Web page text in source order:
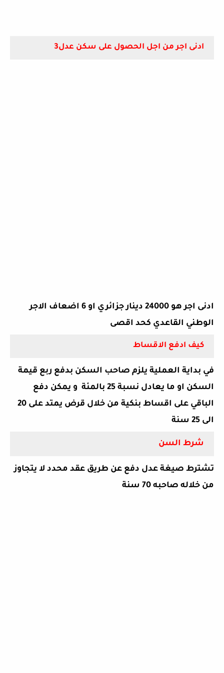
ادنى اجر من اجل الحصول على سكن عدل3
ادنى اجر هو 24000 دينار جزائري او 6 اضعاف الاجر
الوطني القاعدي كحد اقصى
كيف ادفع الاقساط
في بداية العملية يلزم صاحب السكن بدفع ربع قيمة
السكن او ما يعادل نسبة 25 بالمئة و يمكن دفع
الباقي على اقساط بنكية من خلال قرض يمتد على 20
الى 25 سنة
شرط السن
تشترط صيغة عدل دفع عن طريق عقد محدد لا يتجاوز
من خلاله صاحبه 70 سنة